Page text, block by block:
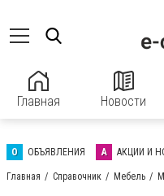
Главная Новости
О ОБЪЯВЛЕНИЯ А АКЦИИ И
Главная Справочник Мебель